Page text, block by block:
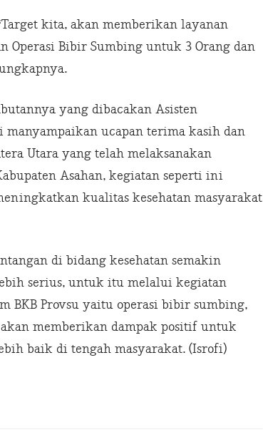
kita, akan memberikan layanan
Operasi Bibir Sumbing untuk 3 Orang dan
yang dibacakan Asisten
manyampaikan ucapan terima kasih dan
Utara yang telah melaksanakan
Asahan, kegiatan seperti ini
kualitas kesehatan masyarakat
di bidang kesehatan semakin
serius, untuk itu melalui kegiatan
BKB Provsu yaitu operasi bibir sumbing,
akan memberikan dampak positif untuk
baik di tengah masyarakat. (Isrofi)